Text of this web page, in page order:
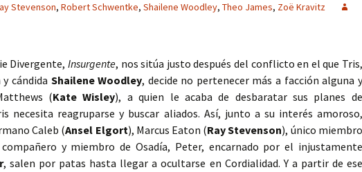
Stevenson, Robert Schwentke, Shailene Woodley, Theo James, Zoë Kravitz
Divergente,Insurgente, nos sitúa justo después del conflicto en el que Tris,
cándida Shailene Woodley, decide no pertenecer más a facción alguna y
(Kate Wisley), a quien le acaba de desbaratar sus planes de
necesita reagruparse y buscar aliados. Así, junto a su interés amoroso,
Caleb (Ansel Elgort), Marcus Eaton (Ray Stevenson), único miembro
y miembro de Osadía, Peter, encarnado por el injustamente
, salen por patas hasta llegar a ocultarse en Cordialidad. Y a partir de ese